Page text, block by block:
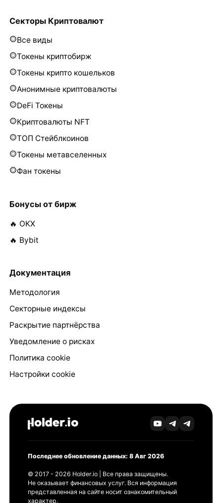
Секторы Криптовалют
Все виды
Токены криптобирж
Токены крипто кошельков
Анонимные криптовалюты
DeFi Токены
Криптовалюты NFT
ТОП Стейблкоинов
Токены метавселенных
Фан токены
Бонусы от бирж
🔥 OKX
🔥 Bybit
Документация
Методология
Секторные индексы
Раскрытие партнёрства
Уведомление о рисках
Политика cookie
Настройки cookie
Последнее обновление данных: 8 Авг 2026
© 2017 - 2026 Holder.io | Все права защищены.
Не оказывает финансовых услуг. Вся информация
представленная на сайте носит ознакомительный
характер.